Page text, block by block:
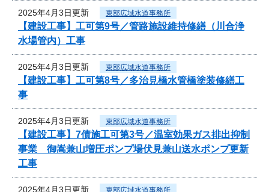
2025年4月3日更新 東部広域水道事務所
【建設工事】工可第9号／管路施設維持修繕（川合浄
水場管内）工事
2025年4月3日更新 東部広域水道事務所
【建設工事】工可第8号／多治見橋水管橋塗装修繕工
事
2025年4月3日更新 東部広域水道事務所
【建設工事】7債施工可第3号／温室効果ガス排出抑制
事業 御嵩兼山増圧ポンプ場伏見兼山送水ポンプ更新
工事
2025年4月3日更新 東部広域水道事務所